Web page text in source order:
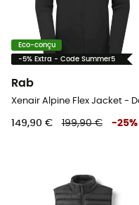
Eco-conçu
-5% Extra - Code Summer5
Rab
149,90 € 199,90 € -25%